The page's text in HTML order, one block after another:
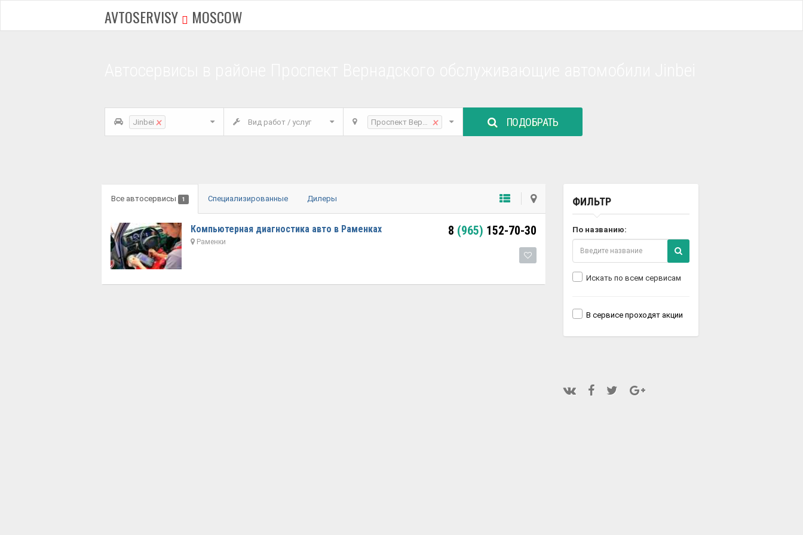
AVTOSERVISY MOSCOW
Jinbei × Вид работ / услуг Проспект Вернадского
× ПОДОБРАТЬ
Все автосервисы 1 Специализированные Дилеры
Компьютерная диагностика авто в Раменках
Раменки
8 (965) 152-70-30
ФИЛЬТР
По названию:
Искать по всем сервисам
В сервисе проходят акции